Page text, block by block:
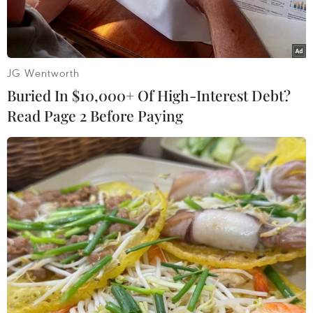
Năm 2024, ước sản lượng sầu riêng ở Cần Thơ cung ứng ra thị
trường khoảng 30.000 tấn, chủ yếu là sầu riêng Ri6. (Ảnh: Thu
Hiền/TTXVN)
Hiện sầu riêng ở Cần Thơ đang bước vào vụ thu
hoạch. So với cách nay 20 ngày, giá sầu riêng đã
giảm một nửa nhưng theo các nhà vườn hiện
JG Wentworth
Buried In $10,000+ Of High-Interest Debt?
Read Page 2 Before Paying